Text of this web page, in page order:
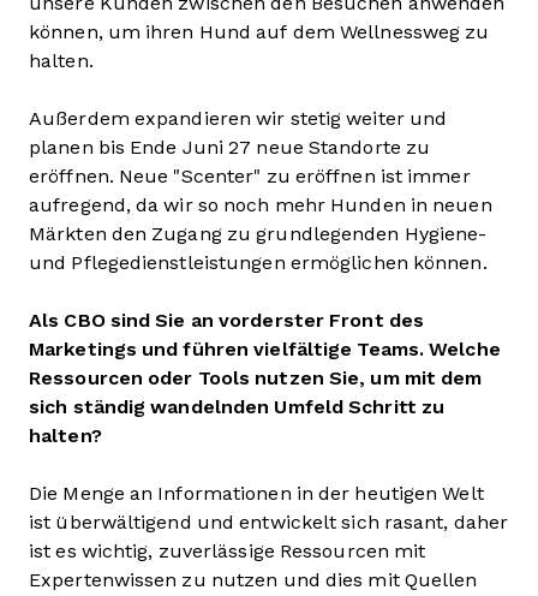
können, um ihren Hund auf dem Wellnessweg zu
halten.
Außerdem expandieren wir stetig weiter und
planen bis Ende Juni 27 neue Standorte zu
eröffnen. Neue "Scenter" zu eröffnen ist immer
aufregend, da wir so noch mehr Hunden in neuen
Märkten den Zugang zu grundlegenden Hygiene-
und Pflegedienstleistungen ermöglichen können.
Als CBO sind Sie an vorderster Front des
Marketings und führen vielfältige Teams. Welche
Ressourcen oder Tools nutzen Sie, um mit dem
sich ständig wandelnden Umfeld Schritt zu
halten?
Die Menge an Informationen in der heutigen Welt
ist überwältigend und entwickelt sich rasant, daher
ist es wichtig, zuverlässige Ressourcen mit
Expertenwissen zu nutzen und dies mit Quellen